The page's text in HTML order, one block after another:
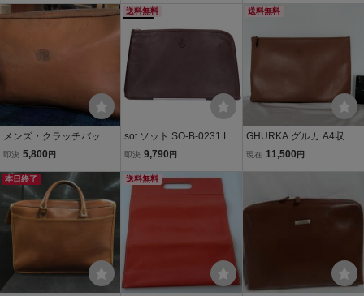
ラッチバッグ(飴色/セカン
ドバッグ/上質.牛革/H24W
34D1/aniary slow type)
クラッチバッグ
メンズ・クラッチバッ
グ chesterman Londo
メンズ・クラッチバッグ
即決 5,800 円
送料無料
sot ソット SO-B-0231 LU
KE レザー エンボスロゴ L
ークブラウン メンズ
即決 9,790 円
送料無料
GHURKA グルカ A4収納
可能サイズ 本革 レザー ド
現在 11,500 円
本日終了 送料無料